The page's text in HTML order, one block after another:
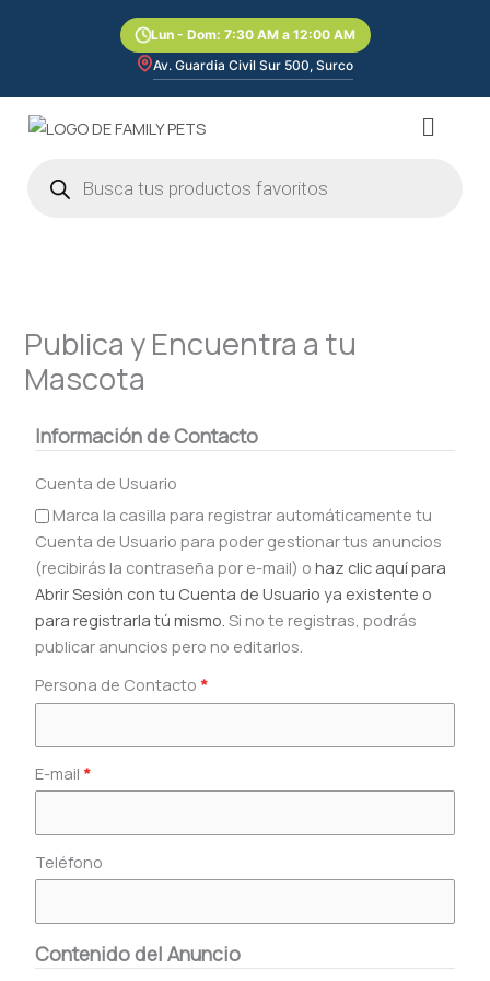
Lun - Dom: 7:30 AM a 12:00 AM
Av. Guardia Civil Sur 500, Surco
Menú
productos
Publica y Encuentra a tu
Mascota
Información de Contacto
Cuenta de Usuario
Marca la casilla para registrar automáticamente tu
Cuenta de Usuario para poder gestionar tus anuncios
(recibirás la contraseña por e-mail) ohaz clic aquí para
Abrir Sesión con tu Cuenta de Usuario ya existente o
para registrarla tú mismo. Si no te registras, podrás
publicar anuncios pero no editarlos.
Persona de Contacto *
E-mail *
Teléfono
Contenido del Anuncio